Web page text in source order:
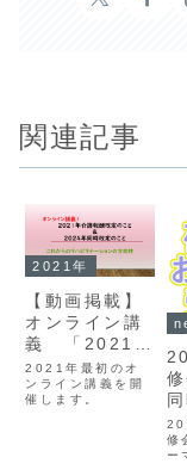
関連記事
2021年
【動画掲載】
オンライン講
義 「2021年
介護報酬改定
と2024年同時
改定のこと」
2021年最初のオ
ンライン講義を開
催します。
と
修
ー